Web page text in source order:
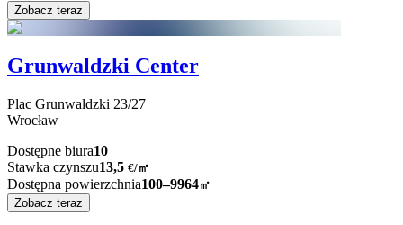
Zobacz teraz
Grunwaldzki Center
Plac Grunwaldzki 23/27
Wrocław
Dostępne biura10
Stawka czynszu13,5 €/㎡
Dostępna powierzchnia100–9964㎡
Zobacz teraz